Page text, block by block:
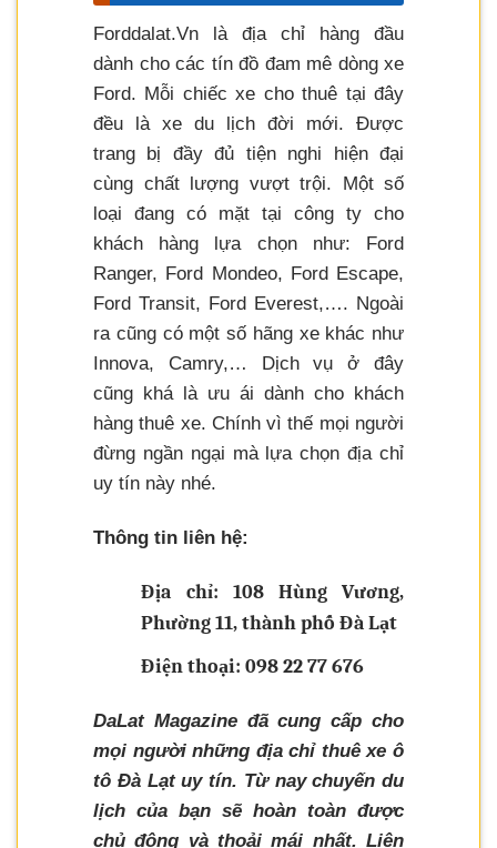
Forddalat.Vn là địa chỉ hàng đầu
dành cho các tín đồ đam mê dòng xe
Ford. Mỗi chiếc xe cho thuê tại đây
đều là xe du lịch đời mới. Được
trang bị đầy đủ tiện nghi hiện đại
cùng chất lượng vượt trội. Một số
loại đang có mặt tại công ty cho
khách hàng lựa chọn như: Ford
Ranger, Ford Mondeo, Ford Escape,
Ford Transit, Ford Everest,…. Ngoài
ra cũng có một số hãng xe khác như
Innova, Camry,… Dịch vụ ở đây
cũng khá là ưu ái dành cho khách
hàng thuê xe. Chính vì thế mọi người
đừng ngần ngại mà lựa chọn địa chỉ
uy tín này nhé.
Thông tin liên hệ:
Địa chỉ: 108 Hùng Vương,
Phường 11, thành phố Đà Lạt
Điện thoại: 098 22 77 676
DaLat Magazine đã cung cấp cho
mọi người những địa chỉ thuê xe ô
tô Đà Lạt uy tín. Từ nay chuyến du
lịch của bạn sẽ hoàn toàn được
chủ động và thoải mái nhất. Liên